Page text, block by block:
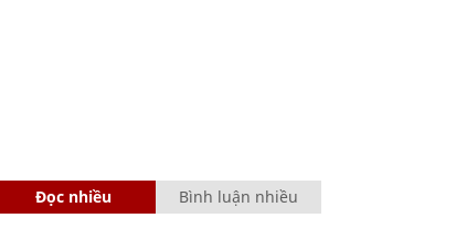
Đọc nhiều Bình luận nhiều